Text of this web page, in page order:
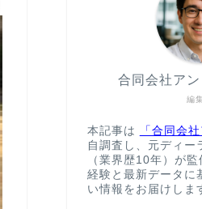
編
合同会社ア
本記事は 「合同会
自調査し、元ディー
（業界歴10年）が
経験と最新データに
い情報をお届けしま